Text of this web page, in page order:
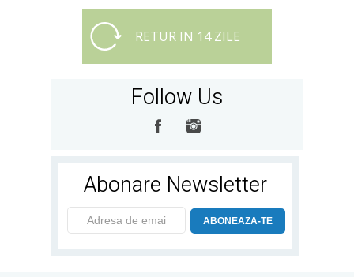
RETUR IN 14 ZILE
Follow Us
Abonare Newsletter
ABONEAZA-TE